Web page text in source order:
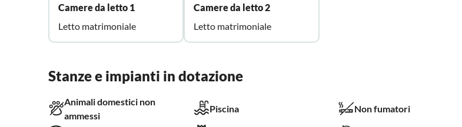
Camere da letto 1
Letto matrimoniale
Camere da letto 2
Letto matrimoniale
Stanze e impianti in dotazione
Animali domestici non
ammessi
Piscina Non fumatori